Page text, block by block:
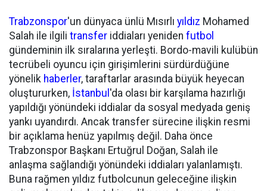
Trabzonspor'un dünyaca ünlü Mısırlı yıldız Mohamed
Salah ile ilgili transfer iddiaları yeniden futbol
gündeminin ilk sıralarına yerleşti. Bordo-mavili kulübün
tecrübeli oyuncu için girişimlerini sürdürdüğüne
yönelik haberler, taraftarlar arasında büyük heyecan
oluştururken, İstanbul 'da olası bir karşılama hazırlığı
yapıldığı yönündeki iddialar da sosyal medyada geniş
yankı uyandırdı. Ancak transfer sürecine ilişkin resmi
bir açıklama henüz yapılmış değil. Daha önce
Trabzonspor Başkanı Ertuğrul Doğan, Salah ile
anlaşma sağlandığı yönündeki iddiaları yalanlamıştı.
Buna rağmen yıldız futbolcunun geleceğine ilişkin